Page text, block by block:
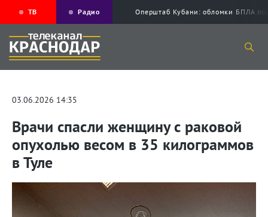
ТВ Радио Оперштаб Кубани: обломки БПЛА
03.06.2026 14:35
Врачи спасли женщину с раковой
опухолью весом в 35 килограммов
в Туле